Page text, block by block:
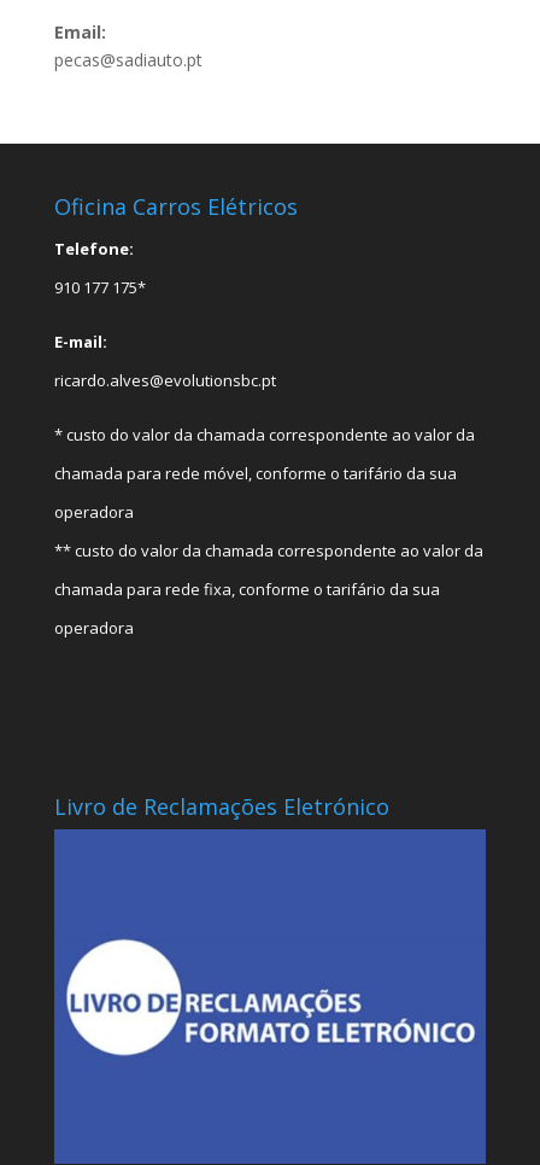
Email:
pecas@sadiauto.pt
Oficina Carros Elétricos
Telefone:
910 177 175*
E-mail:
ricardo.alves@evolutionsbc.pt
* custo do valor da chamada correspondente ao valor da
chamada para rede móvel, conforme o tarifário da sua
operadora
** custo do valor da chamada correspondente ao valor da
chamada para rede fixa, conforme o tarifário da sua
operadora
Livro de Reclamações Eletrónico